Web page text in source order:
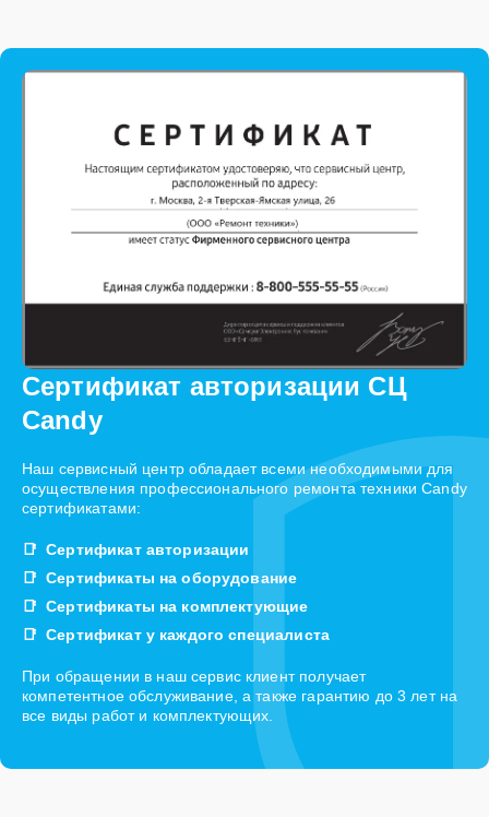
Сертификат авторизации СЦ
Candy
Наш сервисный центр обладает всеми необходимыми для
осуществления профессионального ремонта техники Candy
сертификатами:
Сертификат авторизации
Сертификаты на оборудование
Сертификаты на комплектующие
Сертификат у каждого специалиста
При обращении в наш сервис клиент получает
компетентное обслуживание, а также гарантию до 3 лет на
все виды работ и комплектующих.